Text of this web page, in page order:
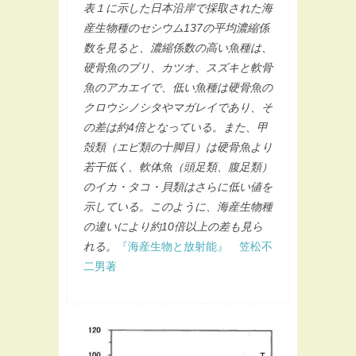
表１に示した日本沿岸で採取された海
産生物種のセシウム137の平均濃縮係
数を見ると、濃縮係数の高い魚種は、
硬骨魚のブリ、カツオ、スズキと軟骨
魚のアカエイで、低い魚種は硬骨魚の
クロウシノシタやマガレイであり、そ
の差は約4倍となっている。また、甲
殻類（エビ類の十脚目）は硬骨魚より
若干低く、軟体魚（頭足類、腹足類）
のイカ・タコ・貝類はさらに低い値を
示している。このように、海産生物種
の違いにより約10倍以上の差も見ら
れる。
『海産生物と放射能』 笠松不
二男著